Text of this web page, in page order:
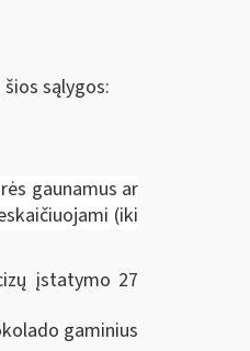
sąlygos:
gaunamus ar
(iki
įstatymo 27
gaminius